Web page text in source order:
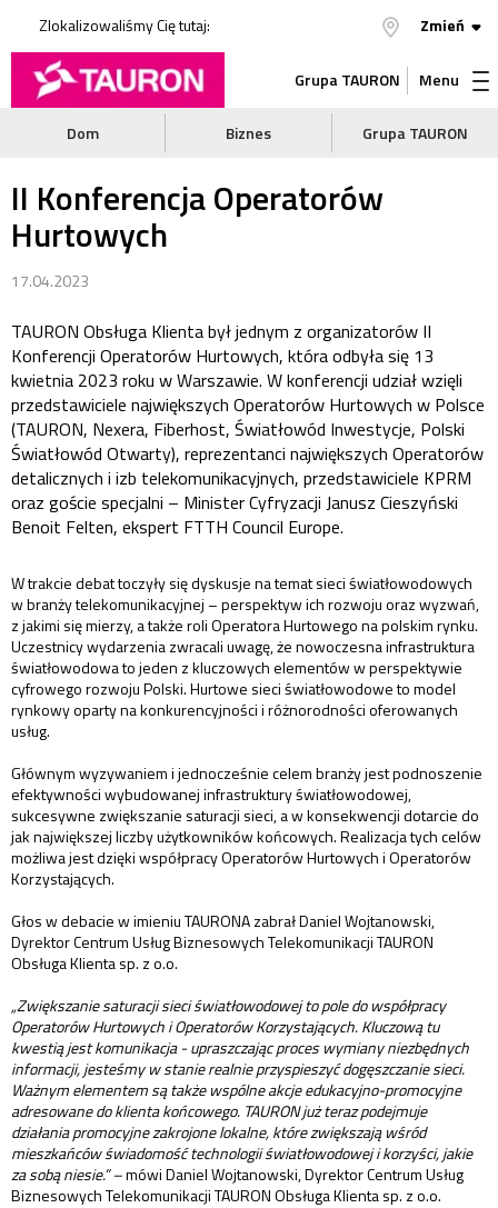
Zlokalizowaliśmy Cię tutaj: Zmień
Grupa TAURON Menu
Dom Biznes Grupa TAURON
II Konferencja Operatorów
Hurtowych
17.04.2023
TAURON Obsługa Klienta był jednym z organizatorów II
Konferencji Operatorów Hurtowych, która odbyła się 13
kwietnia 2023 roku w Warszawie. W konferencji udział wzięli
przedstawiciele największych Operatorów Hurtowych w Polsce
(TAURON, Nexera, Fiberhost, Światłowód Inwestycje, Polski
Światłowód Otwarty), reprezentanci największych Operatorów
detalicznych i izb telekomunikacyjnych, przedstawiciele KPRM
oraz goście specjalni – Minister Cyfryzacji Janusz Cieszyński
Benoit Felten, ekspert FTTH Council Europe.
W trakcie debat toczyły się dyskusje na temat sieci światłowodowych
w branży telekomunikacyjnej – perspektyw ich rozwoju oraz wyzwań,
z jakimi się mierzy, a także roli Operatora Hurtowego na polskim rynku.
Uczestnicy wydarzenia zwracali uwagę, że nowoczesna infrastruktura
światłowodowa to jeden z kluczowych elementów w perspektywie
cyfrowego rozwoju Polski. Hurtowe sieci światłowodowe to model
rynkowy oparty na konkurencyjności i różnorodności oferowanych
usług.
Głównym wyzywaniem i jednocześnie celem branży jest podnoszenie
efektywności wybudowanej infrastruktury światłowodowej,
sukcesywne zwiększanie saturacji sieci, a w konsekwencji dotarcie do
jak największej liczby użytkowników końcowych. Realizacja tych celów
możliwa jest dzięki współpracy Operatorów Hurtowych i Operatorów
Korzystających.
Głos w debacie w imieniu TAURONA zabrał Daniel Wojtanowski,
Dyrektor Centrum Usług Biznesowych Telekomunikacji TAURON
Obsługa Klienta sp. z o.o.
„Zwiększanie saturacji sieci światłowodowej to pole do współpracy
Operatorów Hurtowych i Operatorów Korzystających. Kluczową tu
kwestią jest komunikacja - upraszczając proces wymiany niezbędnych
informacji, jesteśmy w stanie realnie przyspieszyć dogęszczanie sieci.
Ważnym elementem są także wspólne akcje edukacyjno-promocyjne
adresowane do klienta końcowego. TAURON już teraz podejmuje
działania promocyjne zakrojone lokalne, które zwiększają wśród
mieszkańców świadomość technologii światłowodowej i korzyści, jakie
za sobą niesie.” –mówi Daniel Wojtanowski, Dyrektor Centrum Usług
Biznesowych Telekomunikacji TAURON Obsługa Klienta sp. z o.o.